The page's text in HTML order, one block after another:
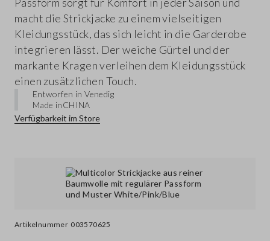
Artikelnummer 003570625
macht die Strickjacke zu einem vielseitigen
Kleidungsstück, das sich leicht in die Garderobe
integrieren lässt. Der weiche Gürtel und der
markante Kragen verleihen dem Kleidungsstück
einen zusätzlichen Touch.
Entworfen in Venedig
Made inCHINA
Verfügbarkeit im Store